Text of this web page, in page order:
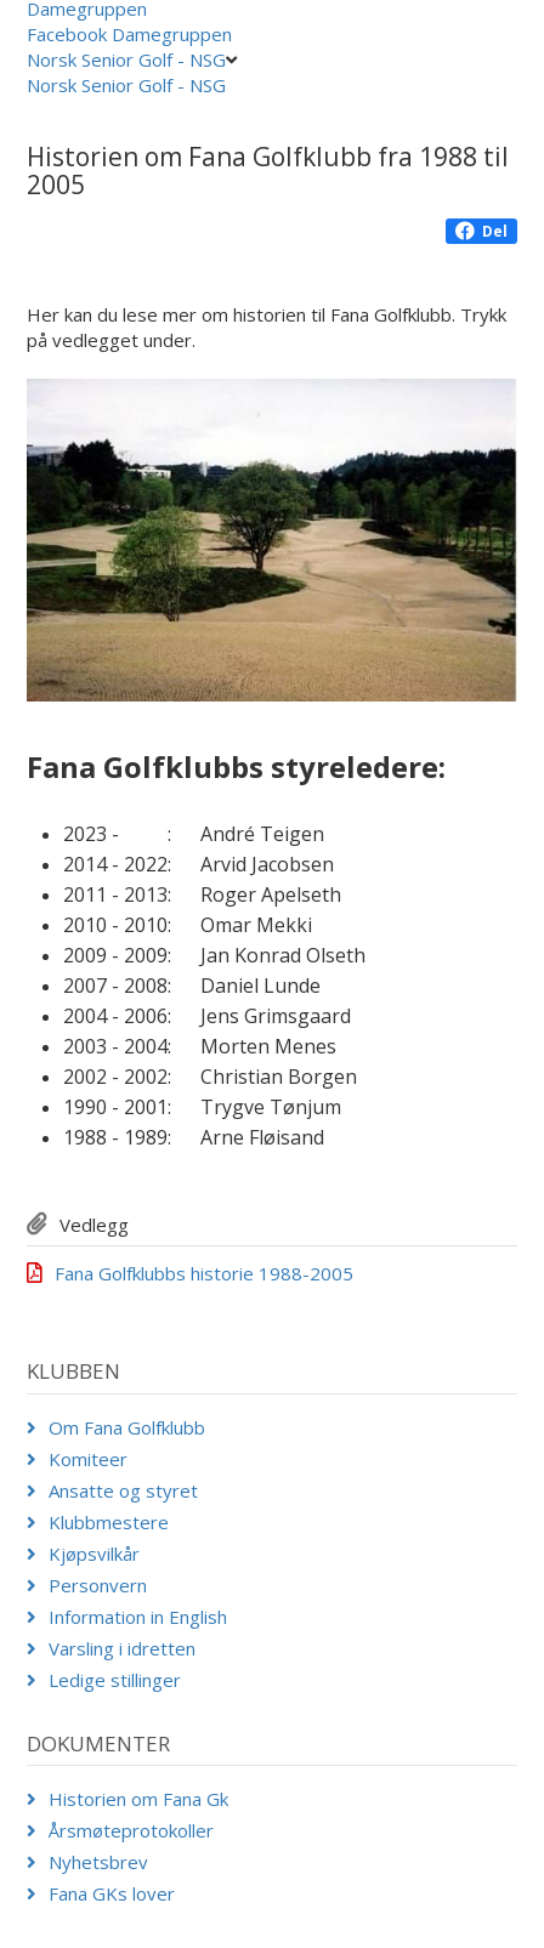
Damegruppen
Facebook Damegruppen
Norsk Senior Golf - NSG
Norsk Senior Golf - NSG
Historien om Fana Golfklubb fra 1988 til
2005
Del
Her kan du lese mer om historien til Fana Golfklubb. Trykk
på vedlegget under.
Fana Golfklubbs styreledere:
2023 - : André Teigen
2014 - 2022: Arvid Jacobsen
2011 - 2013: Roger Apelseth
2010 - 2010: Omar Mekki
2009 - 2009: Jan Konrad Olseth
2007 - 2008: Daniel Lunde
2004 - 2006: Jens Grimsgaard
2003 - 2004: Morten Menes
2002 - 2002: Christian Borgen
1990 - 2001: Trygve Tønjum
1988 - 1989: Arne Fløisand
Vedlegg
Fana Golfklubbs historie 1988-2005
KLUBBEN
Om Fana Golfklubb
Komiteer
Ansatte og styret
Klubbmestere
Kjøpsvilkår
Personvern
Information in English
Varsling i idretten
Ledige stillinger
DOKUMENTER
Historien om Fana Gk
Årsmøteprotokoller
Nyhetsbrev
Fana GKs lover